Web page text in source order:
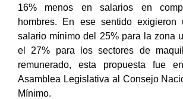
16% menos en salarios en
hombres. En ese sentido exigieron
salario mínimo del 25% para la zona
el 27% para los sectores de
remunerado, esta propuesta fue
Asamblea Legislativa al Consejo
Mínimo.